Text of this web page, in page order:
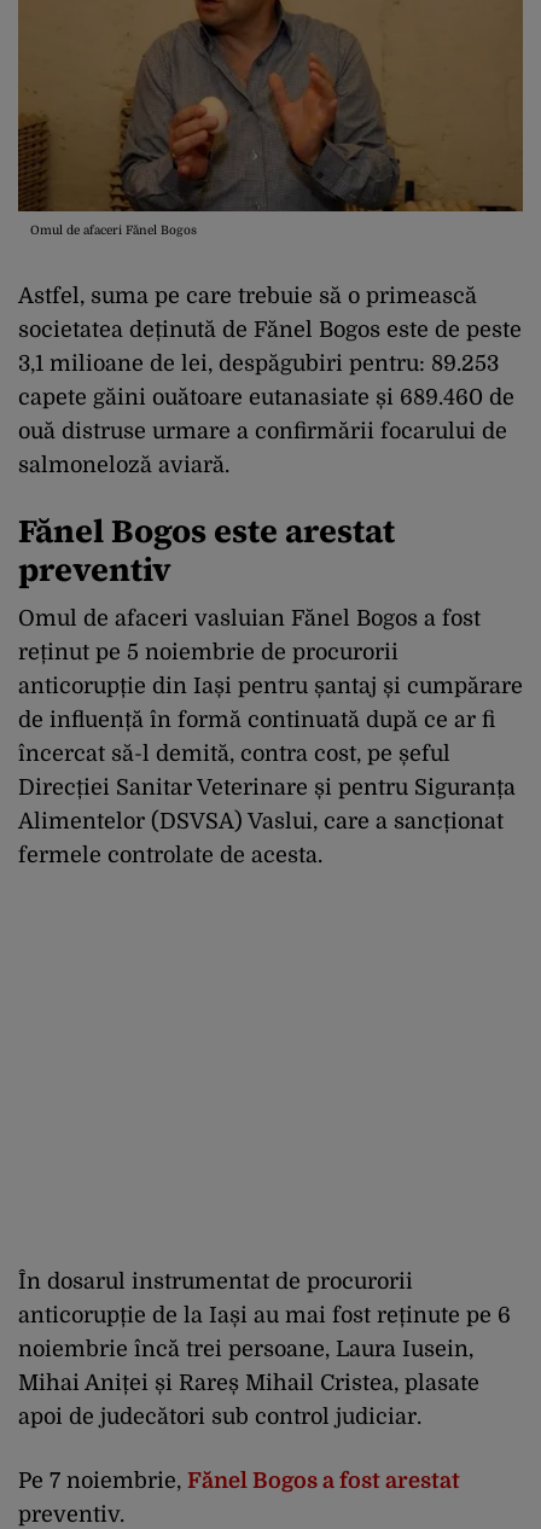
Omul de afaceri Fănel Bogos
Astfel, suma pe care trebuie să o primească
societatea deținută de Fănel Bogos este de peste
3,1 milioane de lei, despăgubiri pentru: 89.253
capete găini ouătoare eutanasiate și 689.460 de
ouă distruse urmare a confirmării focarului de
salmoneloză aviară.
Fănel Bogos este arestat
preventiv
Omul de afaceri vasluian Fănel Bogos a fost
reținut pe 5 noiembrie de procurorii
anticorupție din Iași pentru șantaj și cumpărare
de influență în formă continuată după ce ar fi
încercat să-l demită, contra cost, pe șeful
Direcției Sanitar Veterinare și pentru Siguranța
Alimentelor (DSVSA) Vaslui, care a sancționat
fermele controlate de acesta.
În dosarul instrumentat de procurorii
anticorupție de la Iași au mai fost reținute pe 6
noiembrie încă trei persoane, Laura Iusein,
Mihai Aniței și Rareș Mihail Cristea, plasate
apoi de judecători sub control judiciar.
Pe 7 noiembrie, Fănel Bogos a fost arestat
preventiv.